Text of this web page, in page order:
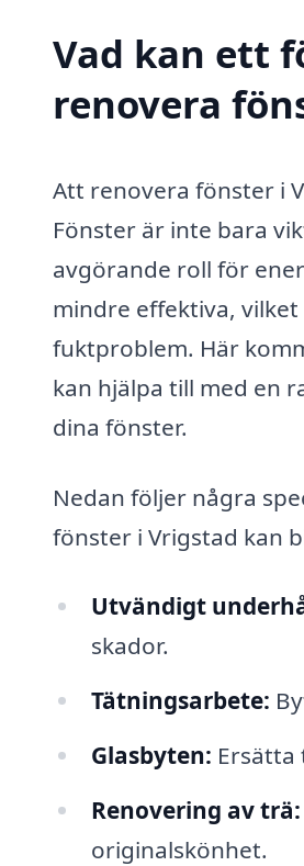
Vad kan ett
renovera
Att renovera fönster i
Fönster är inte bara
avgörande roll för
mindre effektiva,
fuktproblem. Här
kan hjälpa till med en
dina fönster.
Nedan följer några
fönster i Vrigstad kan
Utvändigt
skador.
Tätningsarbete:
Glasbyten:
Renovering av trä:
originalskönhet.